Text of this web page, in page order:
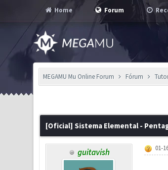
Home Forum
MEGAMU Mu Online Forum Fórum
[Oficial] Sistema Elemental -
guitavish 01-